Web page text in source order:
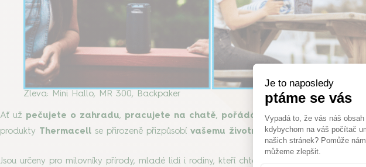
Zleva: Mini Hallo, MR 300, Backpaker
Ať už pečujete o zahradu, pracujete na chatě, pořádáte grilování, piknik v
produkty
Thermacell se přirozeně přizpůsobí vašemu životnímu stylu.
Jsou určeny pro milovníky přírody, mladé lidi i rodiny, kteří chtějí bezpečné a účinné